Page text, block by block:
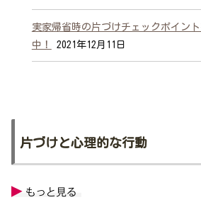
実家帰省時の片づけチェックポイン
中！
2021年12月11日
片づけと心理的な行動